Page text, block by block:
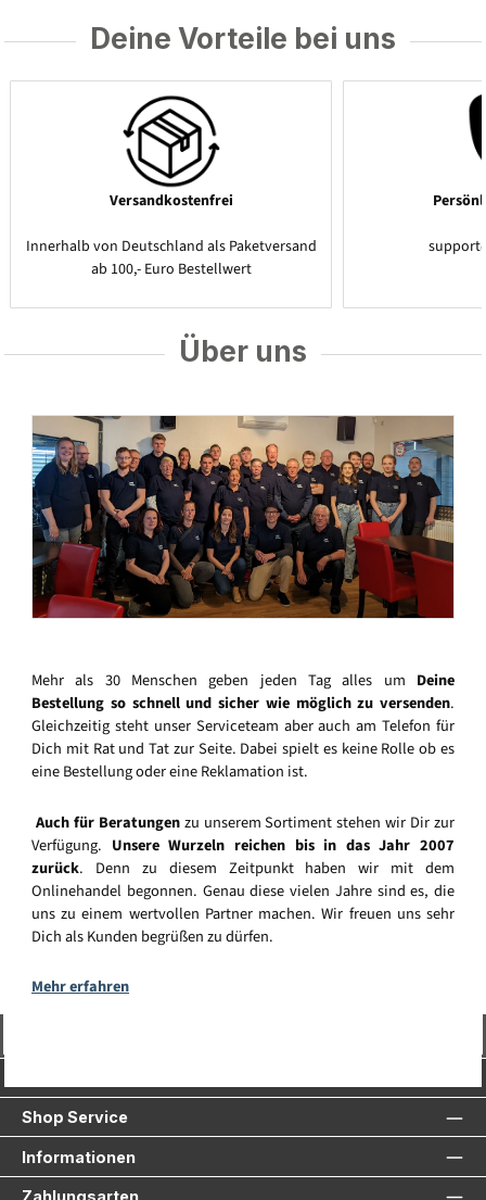
Deine Vorteile bei uns
Versandkostenfrei
Innerhalb von Deutschland als Paketversand
ab 100,- Euro Bestellwert
Über uns
Mehr als 30 Menschen geben jeden Tag alles um Deine
Bestellung so schnell und sicher wie möglich zu versenden.
Gleichzeitig steht unser Serviceteam aber auch am Telefon für
Dich mit Rat und Tat zur Seite. Dabei spielt es keine Rolle ob es
eine Bestellung oder eine Reklamation ist.
Auch für Beratungenzu unserem Sortiment stehen wir Dir zur
Verfügung. Unsere Wurzeln reichen bis in das Jahr 2007
zurück. Denn zu diesem Zeitpunkt haben wir mit dem
Onlinehandel begonnen. Genau diese vielen Jahre sind es, die
uns zu einem wertvollen Partner machen. Wir freuen uns sehr
Dich als Kunden begrüßen zu dürfen.
Mehr erfahren
Shop Service
Informationen
Zahlungsarten